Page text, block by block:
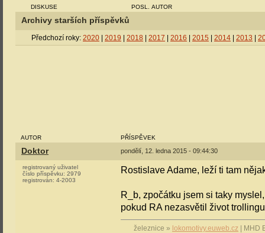
DISKUSE POSL. AUTOR
Archivy starších příspěvků
Předchozí roky: 2020 2019 2018 2017 2016 2015 2014 2013
AUTOR PŘÍSPĚVEK
Doktor pondělí, 12. ledna 2015 - 09:44:30
registrovaný uživatel
číslo příspěvku: 2979
registrován: 4-2003
Rostislave Adame, leží ti tam
R_b, zpočátku jsem si taky
pokud RA nezasvětil život
železnice » lokomotivy.euweb.cz | MHD